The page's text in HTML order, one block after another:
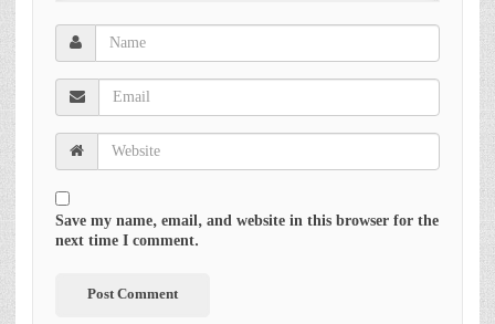
Save my name, email, and website in this browser for the
next time I comment.